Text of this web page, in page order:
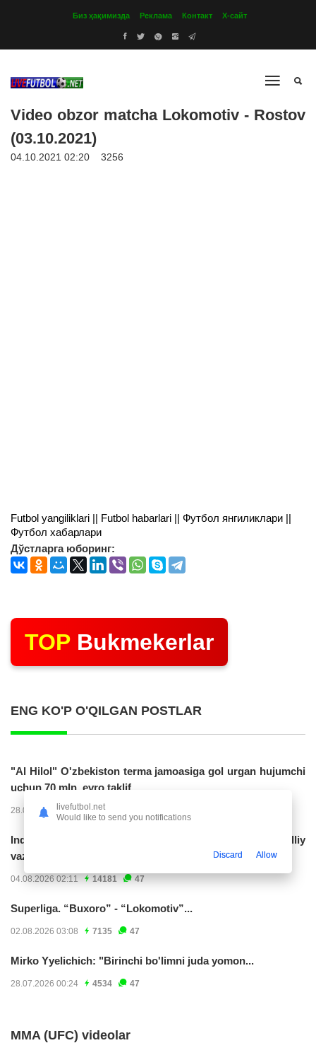
Биз ҳақимизда Реклама Контакт Х-сайт
Video obzor matcha Lokomotiv - Rostov
(03.10.2021)
04.10.2021 02:20 3256
Futbol yangiliklari || Futbol habarlari || Футбол янгиликлари ||
Футбол хабарлари
Дўстларга юборинг:
TOP Bukmekerlar
ENG KO'P O'QILGAN POSTLAR
"Al Hilol" O'zbekiston terma jamoasiga gol urgan hujumchi
uchun 70 mln. evro taklif...
28.07.2026 01:56 17321
Indoneziya prezidenti JCH-2030ga chiqishni umummilliy
vazifa deb...
04.08.2026 02:11 14181 47
Superliga. “Buxoro” - “Lokomotiv”...
02.08.2026 03:08 7135 47
Mirko Yyelichich: "Birinchi bo'limni juda yomon...
28.07.2026 00:24 4534 47
MMA (UFC) videolar
livefutbol.net
Would like to send you notifications
Discard Allow